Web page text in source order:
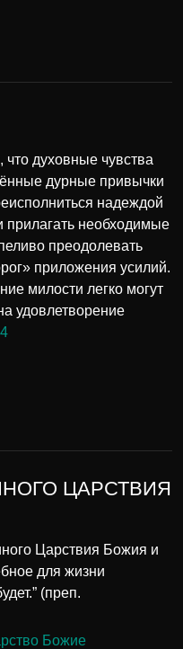
духовные чувства
дурные привычки
надеждой
прилагать необходимые
преодолевать
приложения усилий.
милости легко могут
удовлетворение
ЦАРСТВИЯ
Царствия Божия и
для жизни
(преп.
Божие